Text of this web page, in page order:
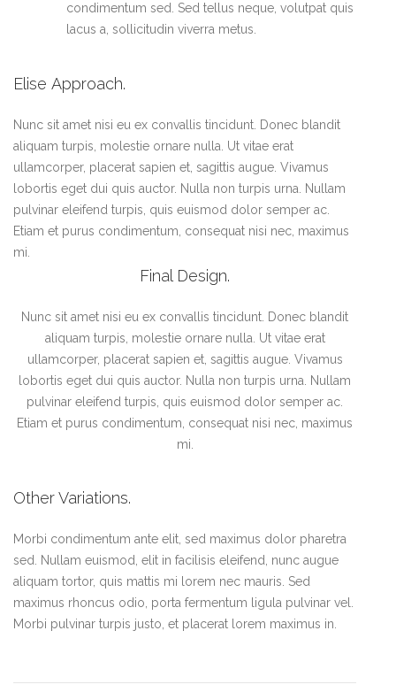
condimentum sed. Sed tellus neque, volutpat quis
lacus a, sollicitudin viverra metus.
Elise Approach.
Nunc sit amet nisi eu ex convallis tincidunt. Donec blandit
aliquam turpis, molestie ornare nulla. Ut vitae erat
ullamcorper, placerat sapien et, sagittis augue. Vivamus
lobortis eget dui quis auctor. Nulla non turpis urna. Nullam
pulvinar eleifend turpis, quis euismod dolor semper ac.
Etiam et purus condimentum, consequat nisi nec, maximus
mi.
Final Design.
Nunc sit amet nisi eu ex convallis tincidunt. Donec blandit
aliquam turpis, molestie ornare nulla. Ut vitae erat
ullamcorper, placerat sapien et, sagittis augue. Vivamus
lobortis eget dui quis auctor. Nulla non turpis urna. Nullam
pulvinar eleifend turpis, quis euismod dolor semper ac.
Etiam et purus condimentum, consequat nisi nec, maximus
mi.
Other Variations.
Morbi condimentum ante elit, sed maximus dolor pharetra
sed. Nullam euismod, elit in facilisis eleifend, nunc augue
aliquam tortor, quis mattis mi lorem nec mauris. Sed
maximus rhoncus odio, porta fermentum ligula pulvinar vel.
Morbi pulvinar turpis justo, et placerat lorem maximus in.